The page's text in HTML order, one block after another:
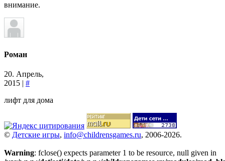
внимание.
Роман
20. Апрель,
2015 | #
лифт для дома
© Детские игры, info@childrensgames.ru, 2006-2026.
Warning: fclose() expects parameter 1 to be resource, null given in